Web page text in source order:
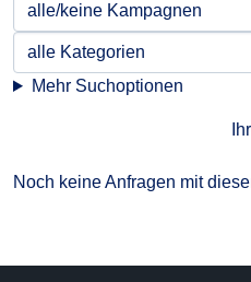
Mehr Suchoptionen
Noch keine Anfragen mit